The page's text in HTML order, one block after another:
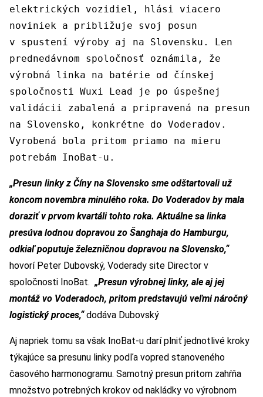
elektrických vozidiel, hlási viacero
noviniek a približuje svoj posun
v spustení výroby aj na Slovensku. Len
prednedávnom spoločnosť oznámila, že
výrobná linka na batérie od čínskej
spoločnosti Wuxi Lead je po úspešnej
validácii zabalená a pripravená na presun
na Slovensko, konkrétne do Voderadov.
Vyrobená bola pritom priamo na mieru
potrebám InoBat-u.
„Presun linky z Číny na Slovensko sme odštartovali už
koncom novembra minulého roka. Do Voderadov by mala
doraziť v prvom kvartáli tohto roka. Aktuálne sa linka
presúva lodnou dopravou zo Šanghaja do Hamburgu,
odkiaľ poputuje železničnou dopravou na Slovensko,“
hovorí Peter Dubovský, Voderady site Director v
spoločnosti InoBat. „Presun výrobnej linky, ale aj jej
montáž vo Voderadoch, pritom predstavujú veľmi náročný
logistický proces,“dodáva Dubovský
Aj napriek tomu sa však InoBat-u darí plniť jednotlivé kroky
týkajúce sa presunu linky podľa vopred stanoveného
časového harmonogramu. Samotný presun pritom zahŕňa
množstvo potrebných krokov od nakládky vo výrobnom